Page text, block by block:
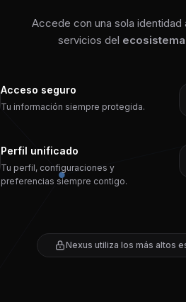
Accede con una sola
servicios del
Acceso seguro
Tu información siempre protegida.
Perfil unificado
Tu perfil, configuraciones y
preferencias siempre contigo.
Nexus utiliza los más altos